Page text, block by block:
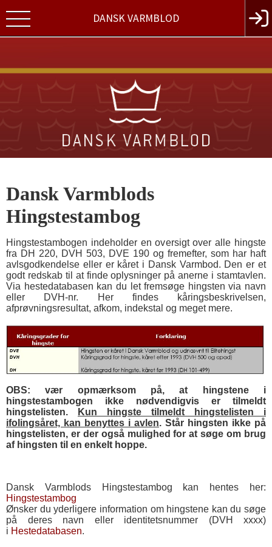
DANSK VARMBLOD
Dansk Varmblods
Hingstestambog
Hingstestambogen indeholder en oversigt over alle hingste
fra DH 220, DVH 503, DVE 190 og fremefter, som har haft
avlsgodkendelse eller er kåret i Dansk Varmbod. Den er et
godt redskab til at finde oplysninger på anerne i stamtavlen.
Via hestedatabasen kan du let fremsøge hingsten via navn
eller DVH-nr. Her findes kåringsbeskrivelsen,
afprøvningsresultat, afkom, indekstal og meget mere.
OBS: vær opmærksom på, at hingstene i
hingstestambogen ikke nødvendigvis er tilmeldt
hingstelisten.
Kun hingste tilmeldt hingstelisten i
ifolingsåret, kan benyttes i avlen. Står hingsten ikke på
hingstelisten, er der også mulighed for at søge om brug
af hingsten til en enkelt hoppe.
Dansk Varmblods Hingstestambog kan hentes her:
Hingstestambog
Ønsker du yderligere information om hingstene kan du søge
på deres navn eller identitetsnummer (DVH xxxx)
i Hestedatabasen.